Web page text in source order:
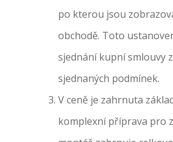
po kterou jsou
obchodě. Toto
sjednání kupní smlouvy
sjednaných podmínek.
V ceně je zahrnuta
komplexní příprava pro